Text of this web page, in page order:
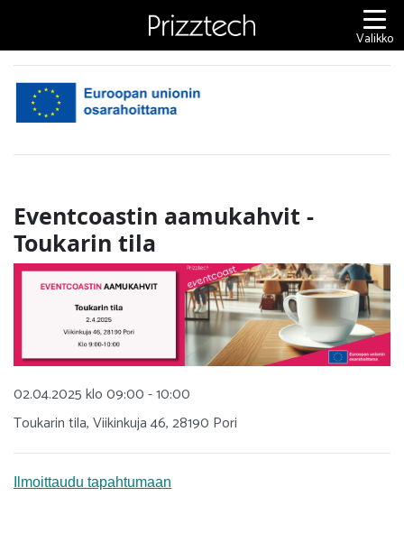
Valikko
Eventcoastin aamukahvit -
Toukarin tila
02.04.2025 klo 09:00 - 10:00
Toukarin tila, Viikinkuja 46, 28190 Pori
Ilmoittaudu tapahtumaan